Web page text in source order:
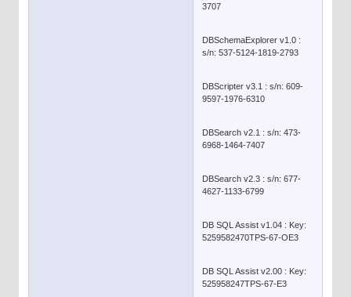
3707
DBSchemaExplorer v1.0 :
s/n: 537-5124-1819-2793
DBScripter v3.1 : s/n: 609-
9597-1976-6310
DBSearch v2.1 : s/n: 473-
6968-1464-7407
DBSearch v2.3 : s/n: 677-
4627-1133-6799
DB SQL Assist v1.04 : Key:
5259582470TPS-67-OE3
DB SQL Assist v2.00 : Key:
525958247TPS-67-E3